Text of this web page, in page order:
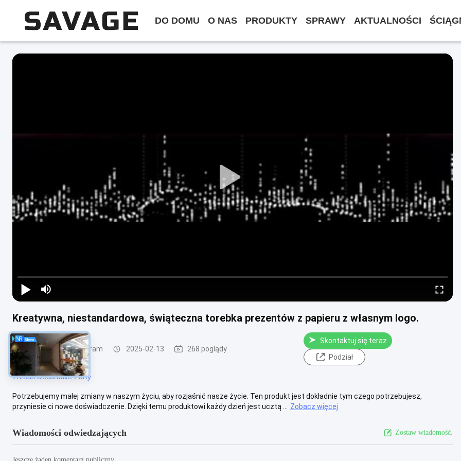
DO DOMU O NAS PRODUKTY SPRAWY AKTUALNOŚCI
Kreatywna, niestandardowa, świąteczna torebka prezentów z papieru z własnym logo.
Części metalowych ram 2025-02-13 268 poglądy
Skontaktuj się teraz
Podział
#Xmas Decorative Party
Potrzebujemy małej zmiany w naszym życiu, aby rozjaśnić nasze życie. Ten produkt jest dokładnie tym czego potrzebujesz,
przyniesie ci nowe doświadczenie. Dzięki temu produktowi każdy dzień jest ucztą ...
Zobacz więcej
Wiadomości odwiedzających Zostaw wiadomość.
Jeszcze żaden komentarz publiczny